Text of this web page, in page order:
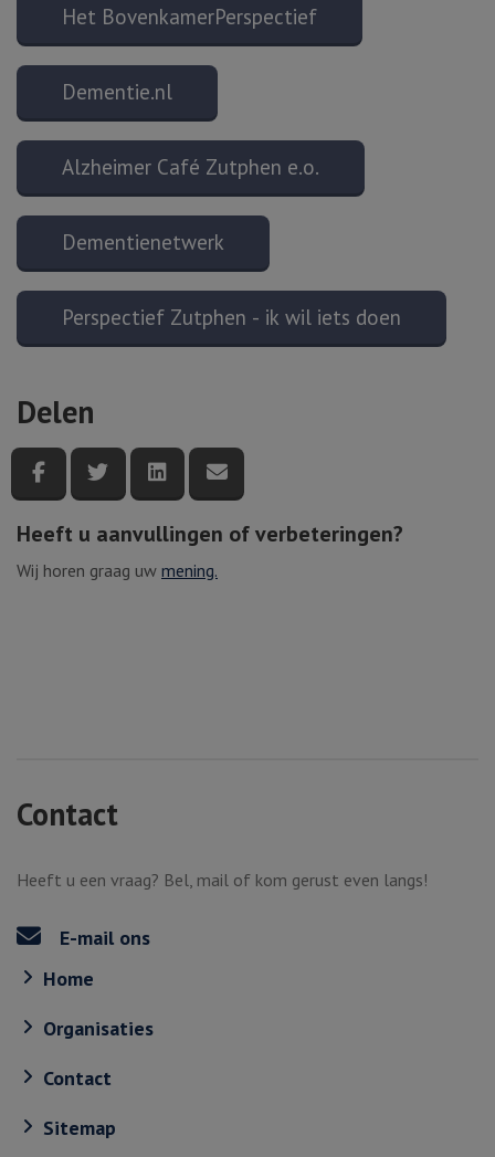
Het BovenkamerPerspectief
Dementie.nl
Alzheimer Café Zutphen e.o.
Dementienetwerk
Perspectief Zutphen - ik wil iets doen
Delen
Deel deze pagina via Facebook
Deel deze pagina via Twitter
Deel deze pagina via LinkedIn
Heeft u aanvullingen of verbeteringen?
Wij horen graag uw mening.
Contact
Heeft u een vraag? Bel, mail of kom gerust even langs!
E-mail ons
Home
Organisaties
Contact
Sitemap